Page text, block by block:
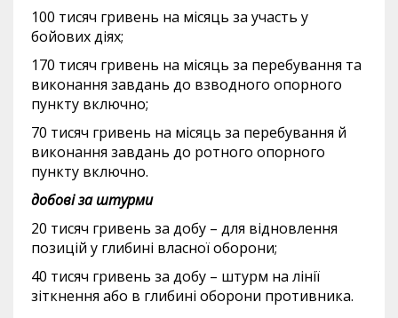
100 тисяч гривень на місяць за участь у
бойових діях;
170 тисяч гривень на місяць за перебування та
виконання завдань до взводного опорного
пункту включно;
70 тисяч гривень на місяць за перебування й
виконання завдань до ротного опорного
пункту включно.
добові за штурми
20 тисяч гривень за добу – для відновлення
позицій у глибині власної оборони;
40 тисяч гривень за добу – штурм на лінії
зіткнення або в глибині оборони противника.